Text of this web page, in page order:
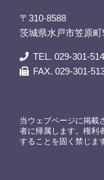
〒310-8588
茨城県水戸市笠原
TEL. 029-301-
FAX. 029-301-
当ウェブページに掲載
者に帰属します。権利
することを固く禁じま